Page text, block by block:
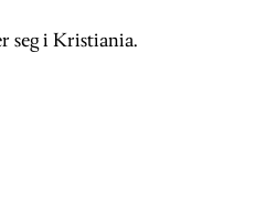
seg i Kristiania.